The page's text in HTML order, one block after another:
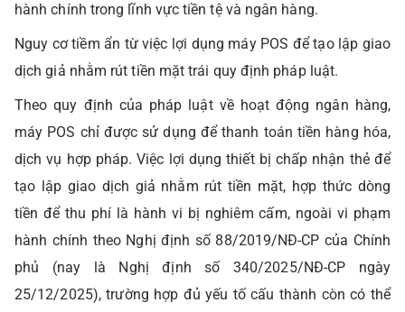
hành chính trong lĩnh vực tiền tệ và ngân hàng.
Nguy cơ tiềm ẩn từ việc lợi dụng máy POS để tạo lập giao
dịch giả nhằm rút tiền mặt trái quy định pháp luật.
Theo quy định của pháp luật về hoạt động ngân hàng,
máy POS chỉ được sử dụng để thanh toán tiền hàng hóa,
dịch vụ hợp pháp. Việc lợi dụng thiết bị chấp nhận thẻ để
tạo lập giao dịch giả nhằm rút tiền mặt, hợp thức dòng
tiền để thu phí là hành vi bị nghiêm cấm, ngoài vi phạm
hành chính theo Nghị định số 88/2019/NĐ-CP của Chính
phủ (nay là Nghị định số 340/2025/NĐ-CP ngày
25/12/2025), trường hợp đủ yếu tố cấu thành còn có thể